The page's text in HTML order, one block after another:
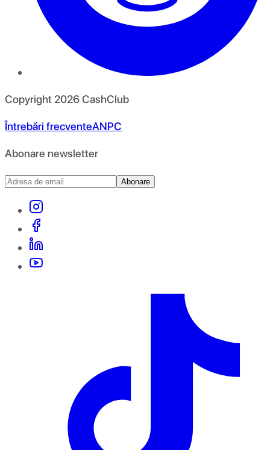
Copyright 2026CashClub
Întrebări frecventeANPC
Abonare newsletter
Abonare